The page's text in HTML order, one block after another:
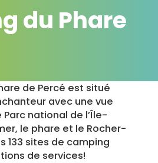
du Phare
de Percé est situé
avec une vue
national de l’Île-
le phare et le Rocher-
133 sites de camping
de services!